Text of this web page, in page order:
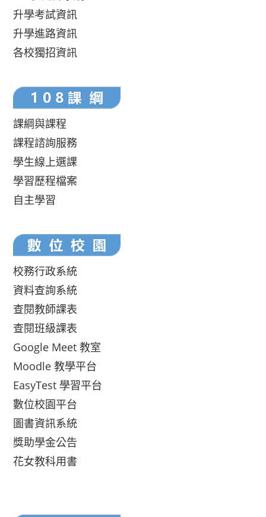
升學考試資訊
升學進路資訊
各校獨招資訊
課綱與課程
課程諮詢服務
學生線上選課
學習歷程檔案
自主學習
校務行政系統
資料查詢系統
查閱教師課表
查閱班級課表
Google Meet 教室
Moodle 教學平台
EasyTest 學習平台
數位校園平台
圖書資訊系統
獎助學金公告
花女教科用書